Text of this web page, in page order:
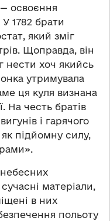
освоєння
1782 брати
який зміг
Щоправда, він
нести хоч якийсь
утримувала
ця куля визнана
На честь братів
і гарячого
підйомну силу,
матеріали,
в них
польоту